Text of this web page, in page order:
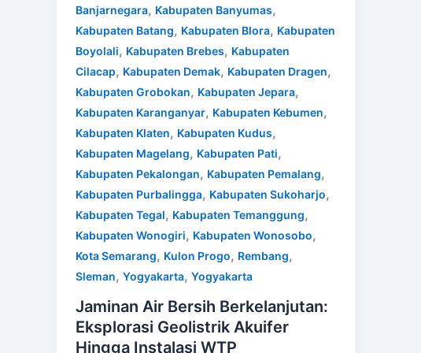
Banjarnegara, Kabupaten Banyumas,
Kabupaten Batang, Kabupaten Blora, Kabupaten
Boyolali, Kabupaten Brebes, Kabupaten
Cilacap, Kabupaten Demak, Kabupaten Dragen,
Kabupaten Grobokan, Kabupaten Jepara,
Kabupaten Karanganyar, Kabupaten Kebumen,
Kabupaten Klaten, Kabupaten Kudus,
Kabupaten Magelang, Kabupaten Pati,
Kabupaten Pekalongan, Kabupaten Pemalang,
Kabupaten Purbalingga, Kabupaten Sukoharjo,
Kabupaten Tegal, Kabupaten Temanggung,
Kabupaten Wonogiri, Kabupaten Wonosobo,
Kota Semarang, Kulon Progo, Rembang,
Sleman, Yogyakarta, Yogyakarta
Jaminan Air Bersih Berkelanjutan:
Eksplorasi Geolistrik Akuifer
Hingga Instalasi WTP